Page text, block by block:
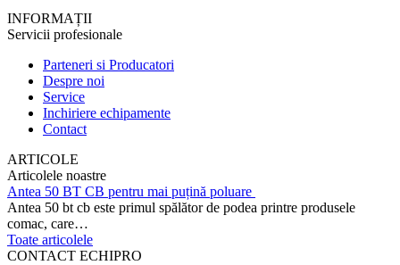
INFORMAȚII
Servicii profesionale
Parteneri si Producatori
Despre noi
Service
Inchiriere echipamente
Contact
ARTICOLE
Articolele noastre
Antea 50 BT CB pentru mai puțină poluare
Antea 50 bt cb este primul spălător de podea printre produsele
comac, care…
Toate articolele
CONTACT ECHIPRO